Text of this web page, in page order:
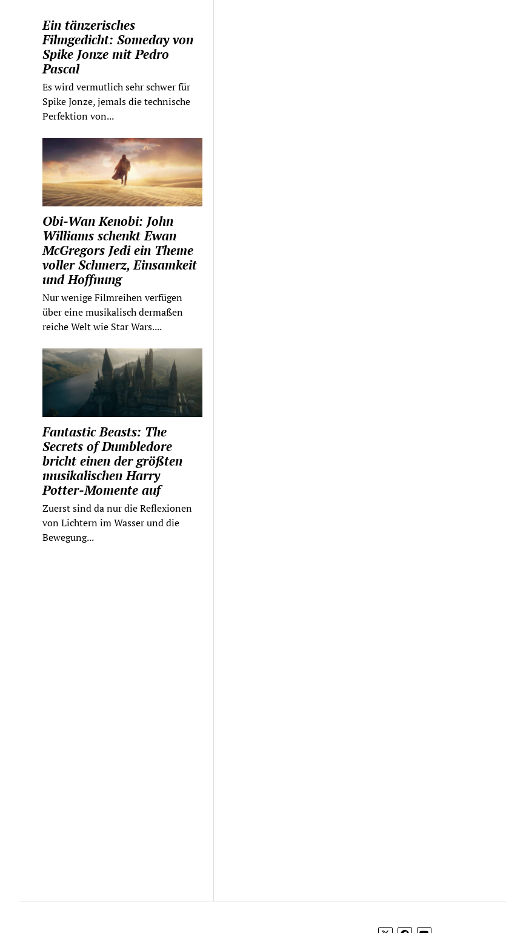
Ein tänzerisches
Filmgedicht: Someday von
Spike Jonze mit Pedro
Pascal
Es wird vermutlich sehr schwer für
Spike Jonze, jemals die technische
Perfektion von...
Obi-Wan Kenobi: John
Williams schenkt Ewan
McGregors Jedi ein Theme
voller Schmerz, Einsamkeit
und Hoffnung
Nur wenige Filmreihen verfügen
über eine musikalisch dermaßen
reiche Welt wie Star Wars....
Fantastic Beasts: The
Secrets of Dumbledore
bricht einen der größten
musikalischen Harry
Potter-Momente auf
Zuerst sind da nur die Reflexionen
von Lichtern im Wasser und die
Bewegung...